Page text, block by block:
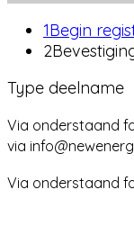
1Begin
2
Type deelname
Via onderstaand
via
Via onderstaand